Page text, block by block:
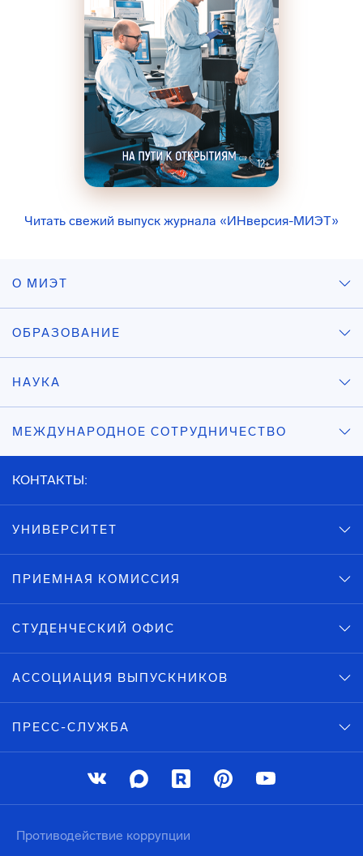
Читать свежий выпуск журнала «ИНверсия-МИЭТ»
О МИЭТ
ОБРАЗОВАНИЕ
НАУКА
МЕЖДУНАРОДНОЕ СОТРУДНИЧЕСТВО
КОНТАКТЫ:
УНИВЕРСИТЕТ
ПРИЕМНАЯ КОМИССИЯ
СТУДЕНЧЕСКИЙ ОФИС
АССОЦИАЦИЯ ВЫПУСКНИКОВ
ПРЕСС-СЛУЖБА
Противодействие коррупции